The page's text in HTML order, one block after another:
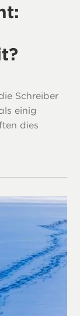
Schreiber
einig
dies